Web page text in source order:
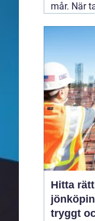
mår. När
och
spelar
2026
Hitta
jönköping
tryggt